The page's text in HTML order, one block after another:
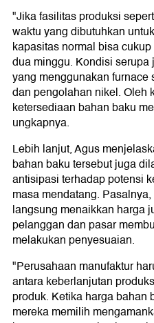
"Jika fasilitas produksi
waktu yang dibutuhkan
kapasitas normal bisa
dua minggu. Kondisi
yang menggunakan furnace
dan pengolahan nikel. Oleh
ketersediaan bahan baku
ungkapnya.
Lebih lanjut, Agus
bahan baku tersebut juga
antisipasi terhadap potensi
masa mendatang.
langsung menaikkan harga
pelanggan dan pasar
melakukan penyesuaian.
"Perusahaan manufaktur
antara keberlanjutan
produk. Ketika harga bahan
mereka memilih